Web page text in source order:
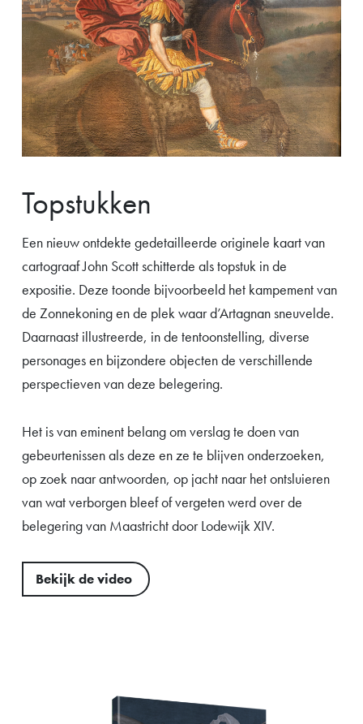
Topstukken
Een nieuw ontdekte gedetailleerde originele kaart van
cartograaf John Scott schitterde als topstuk in de
expositie. Deze toonde bijvoorbeeld het kampement van
de Zonnekoning en de plek waar d’Artagnan sneuvelde.
Daarnaast illustreerde, in de tentoonstelling, diverse
personages en bijzondere objecten de verschillende
perspectieven van deze belegering.
Het is van eminent belang om verslag te doen van
gebeurtenissen als deze en ze te blijven onderzoeken,
op zoek naar antwoorden, op jacht naar het ontsluieren
van wat verborgen bleef of vergeten werd over de
belegering van Maastricht door Lodewijk XIV.
Bekijk de video